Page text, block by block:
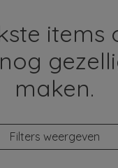
items
maken.
Filters weergeven